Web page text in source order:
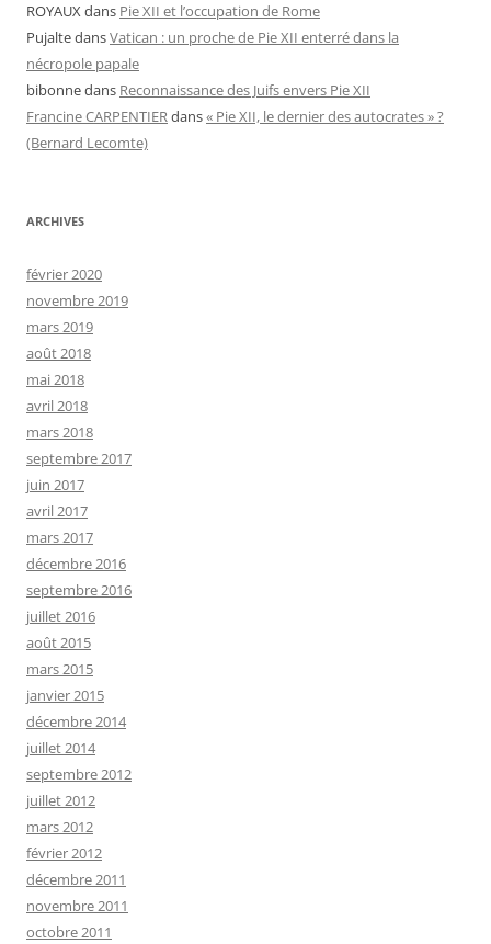
ROYAUXdans Pie XII et l’occupation de Rome
PujaltedansVatican : un proche de Pie XII enterré dans la
nécropole papale
bibonnedans Reconnaissance des Juifs envers Pie XII
Francine CARPENTIERdans« Pie XII, le dernier des autocrates » ?
(Bernard Lecomte)
ARCHIVES
février 2020
novembre 2019
mars 2019
août 2018
mai 2018
avril 2018
mars 2018
septembre 2017
juin 2017
avril 2017
mars 2017
décembre 2016
septembre 2016
juillet 2016
août 2015
mars 2015
janvier 2015
décembre 2014
juillet 2014
septembre 2012
juillet 2012
mars 2012
février 2012
décembre 2011
novembre 2011
octobre 2011